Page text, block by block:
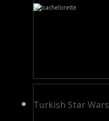
Turkish Star Wars